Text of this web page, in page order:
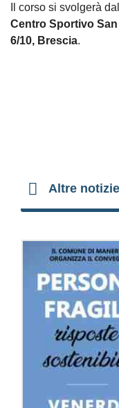
Il corso si svolgerà
Centro Sportivo
6/10, Brescia.
Altre